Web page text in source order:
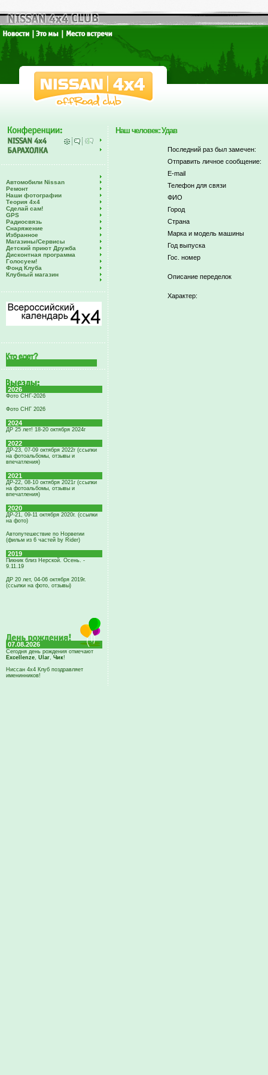
Автомобили Nissan
Ремонт
Наши фотографии
Теория 4х4
Сделай сам!
GPS
Радиосвязь
Снаряжение
Избранное
Магазины/Сервисы
Детский приют Дружба
Дисконтная программа
Голосуем!
Фонд Клуба
Клубный магазин
2026
Фото СНГ-2026
Фото СНГ 2026
2024
ДР 25 лет! 18-20 октября 2024г
2022
ДР-23, 07-09 октября 2022г (ссылки
на фотоальбомы, отзывы и
впечатления)
2021
ДР-22, 08-10 октября 2021г (ссылки
на фотоальбомы, отзывы и
впечатления)
2020
ДР-21, 09-11 октября 2020г. (ссылки
на фото)
Автопутешествие по Норвегии
(фильм из 6 частей by Rider)
2019
Пикник близ Нерской. Осень. -
9.11.19
ДР 20 лет, 04-06 октября 2019г.
(ссылки на фото, отзывы)
07.08.2026
Сегодня день рождения отмечают
Excellenze, Ular, Чик!
Ниссан 4х4 Клуб поздравляет
именинников!
Наш человек: Удав
Последний раз был замечен:
Отправить личное сообщение:
E-mail
Телефон для связи
ФИО
Город
Страна
Марка и модель машины
Год выпуска
Гос. номер
Описание переделок
Характер: